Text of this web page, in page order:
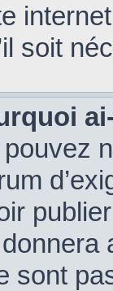
soit
sont